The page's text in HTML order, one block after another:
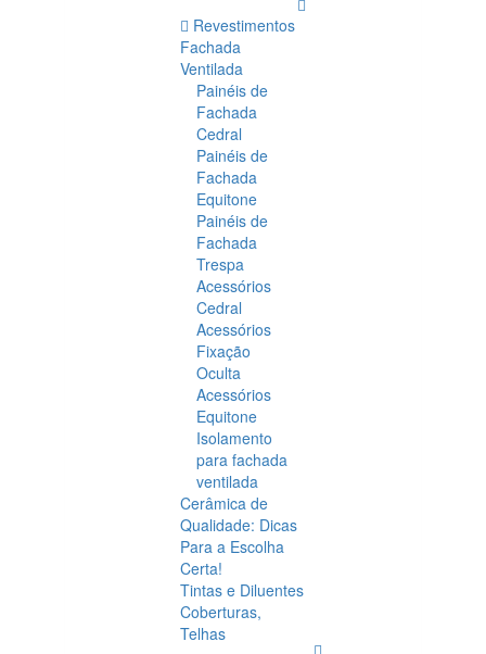
Revestimentos
Fachada
Ventilada
Painéis de
Fachada
Cedral
Painéis de
Fachada
Equitone
Painéis de
Fachada
Trespa
Acessórios
Cedral
Acessórios
Fixação
Oculta
Acessórios
Equitone
Isolamento
para fachada
ventilada
Cerâmica de
Qualidade: Dicas
Para a Escolha
Certa!
Tintas e Diluentes
Coberturas,
Telhas